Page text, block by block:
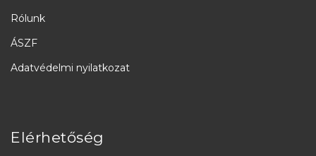
Rólunk
ÁSZF
Adatvédelmi nyilatkozat
Elérhetőség